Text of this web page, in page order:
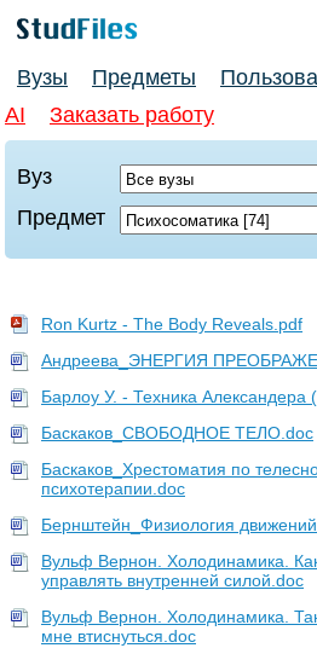
Вузы Предметы
AI
Заказать работу
Вуз
Предмет
Ron Kurtz - The Body Reveals.pdf
Андреева_ЭНЕРГИЯ
Барлоу У. - Техника Александера
Баскаков_СВОБОДНОЕ ТЕЛО.doc
Баскаков_Хрестоматия по
психотерапии.doc
Бернштейн_Физиология движений
Вульф Вернон. Холодинамика.
управлять внутренней силой.doc
Вульф Вернон. Холодинамика.
мне втиснуться.doc